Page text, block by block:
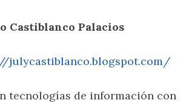
Castiblanco Palacios
julycastiblanco.blogspot.com/
tecnologías de información con